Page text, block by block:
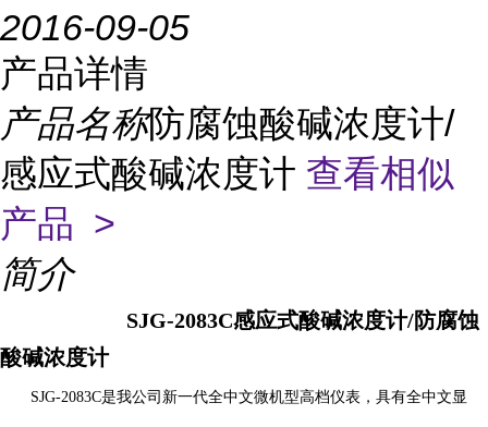
2016-09-05
产品详情
产品名称防腐蚀酸碱浓度计/
感应式酸碱浓度计 查看相似
产品 >
简介
SJG-2083C感应式酸碱浓度计/防腐蚀
酸碱浓度计
SJG-2083C是我公司新一代全中文微机型高档仪表，具有全中文显